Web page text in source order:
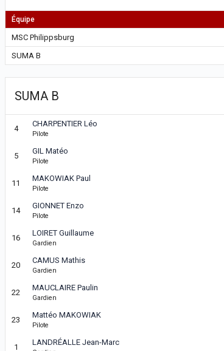
Équipe
MSC Philippsburg
SUMA B
SUMA B
4
CHARPENTIER Léo
Pilote
5
GIL Matéo
Pilote
11
MAKOWIAK Paul
Pilote
14
GIONNET Enzo
Pilote
16
LOIRET Guillaume
Gardien
20
CAMUS Mathis
Gardien
22
MAUCLAIRE Paulin
Gardien
23
Mattéo MAKOWIAK
Pilote
1
LANDRÉALLE Jean-Marc